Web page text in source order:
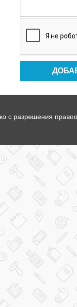
с разрешения